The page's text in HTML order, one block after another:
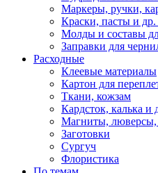
Маркеры, ручки,
Краски, пасты и др.
Молды и составы
Заправки для
Расходные
Клеевые материалы
Картон для
Ткани, кожзам
Кардсток, калька и
Магниты, люверсы,
Заготовки
Сургуч
Флористика